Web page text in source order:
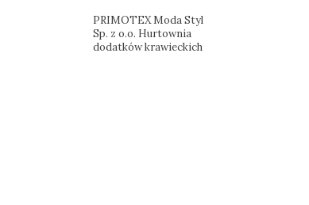
PRIMOTEX Moda Styl
Sp. z o.o. Hurtownia
dodatków krawieckich